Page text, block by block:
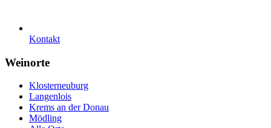
Kontakt
Weinorte
Klosterneuburg
Langenlois
Krems an der Donau
Mödling